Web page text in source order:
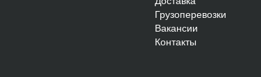
Грузоперевозки
Вакансии
Контакты